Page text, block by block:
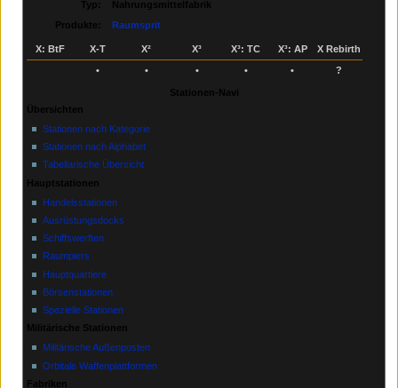
Typ:
Nahrungsmittelfabrik
Produkte:
Raumsprit
X: BtF X‑T X² X³ X³: TC X³: AP
X Rebirth
•
• • • • ?
Stationen-Navi
Übersichten
Stationen nach Kategorie
Stationen nach Alphabet
Tabellarische Übersicht
Hauptstationen
Handelsstationen
Ausrüstungsdocks
Schiffswerften
Raumpiers
Hauptquartiere
Börsenstationen
Spezielle Stationen
Militärische Stationen
Militärische Außenposten
Orbitale Waffenplattformen
Fabriken